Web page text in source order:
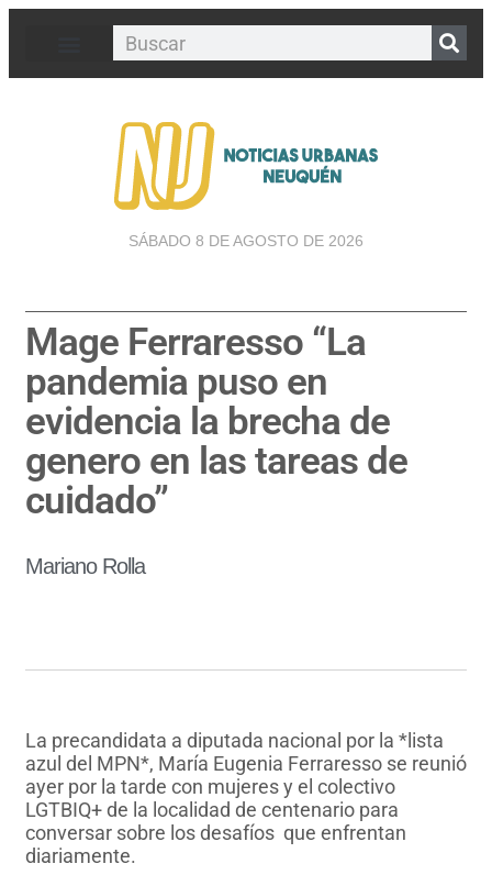
SÁBADO 8 DE AGOSTO DE 2026
Mage Ferraresso “La
pandemia puso en
evidencia la brecha de
genero en las tareas de
cuidado”
Mariano Rolla
La precandidata a diputada nacional por la *lista
azul del MPN*, María Eugenia Ferraresso se reunió
ayer por la tarde con mujeres y el colectivo
LGTBIQ+ de la localidad de centenario para
conversar sobre los desafíos que enfrentan
diariamente.